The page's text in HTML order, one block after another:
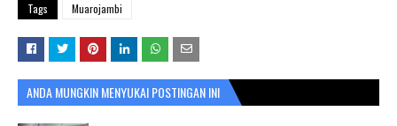
Tags Muarojambi
ANDA MUNGKIN MENYUKAI POSTINGAN INI